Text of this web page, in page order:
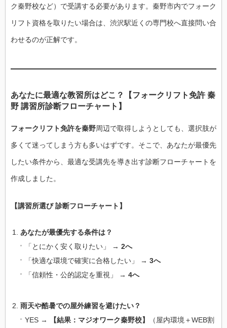
ク秦野校など）で受講する必要があります。秦野市内でフォーク
リフト資格を取りたい場合は、渋沢駅近くの専門校へ直接問い合
わせるのが正解です。
あなたに最適な教習所はどこ？【フォークリフト免許 秦
野 講習所診断フローチャート】
フォークリフト免許を秦野周辺で取得しようとしても、選択肢が
多くて迷ってしまう方も多いはずです。そこで、あなたが最優先
したい条件から、最適な受講先を導き出す診断フローチャートを
作成しました。
【講習所選び 診断フローチャート】
あなたが最優先する条件は？
「とにかく安く取りたい」 → 2へ
「快適な環境で確実に合格したい」 → 3へ
「信頼性・公的認定を重視」 → 4へ
雨天や酷暑での屋外練習を避けたい？
YES →
【結果：マジオワーク秦野校】 （屋内環境＋WEB割